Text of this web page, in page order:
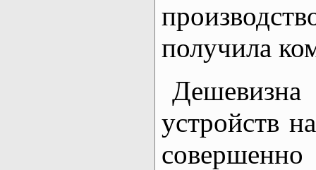
получила
устройств